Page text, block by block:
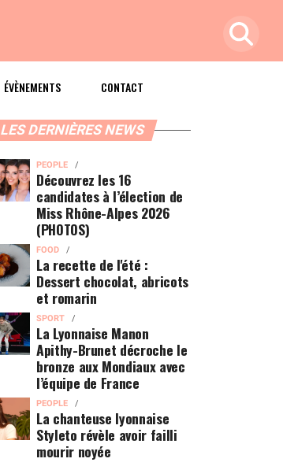
ÉVÈNEMENTS CONTACT
LES DERNIÈRES NEWS
PEOPLE
Découvrez les 16
candidates à l’élection de
Miss Rhône-Alpes 2026
(PHOTOS)
FOOD
La recette de l'été :
Dessert chocolat, abricots
et romarin
SPORT
La Lyonnaise Manon
Apithy-Brunet décroche le
bronze aux Mondiaux avec
l’équipe de France
PEOPLE
La chanteuse lyonnaise
Styleto révèle avoir failli
mourir noyée